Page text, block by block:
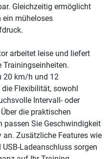
Gleichzeitig ermöglicht
ein müheloses
arbeitet leise und liefert
Trainingseinheiten.
20 km/h und 12
Flexibilität, sowohl
Intervall- oder
die praktischen
passen Sie Geschwindigkeit
Zusätzliche Features wie
Ladeanschluss sorgen